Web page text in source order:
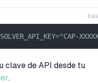
clave de API desde tu
.